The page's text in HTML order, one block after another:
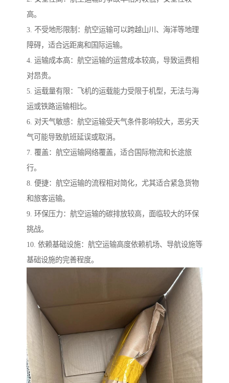
高。
3. 不受地形限制：航空运输可以跨越山川、海洋等地理
障碍，适合远距离和国际运输。
4. 运输成本高：航空运输的运营成本较高，导致运费相
对昂贵。
5. 运载量有限：飞机的运载能力受限于机型，无法与海
运或铁路运输相比。
6. 对天气敏感：航空运输受天气条件影响较大，恶劣天
气可能导致航班延误或取消。
7. 覆盖：航空运输网络覆盖，适合国际物流和长途旅
行。
8. 便捷：航空运输的流程相对简化，尤其适合紧急货物
和旅客运输。
9. 环保压力：航空运输的碳排放较高，面临较大的环保
挑战。
10. 依赖基础设施：航空运输高度依赖机场、导航设施等
基础设施的完善程度。